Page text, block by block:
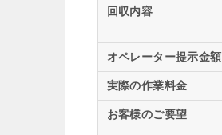
回収内容
オペレーター提示金額
実際の作業料金
お客様のご要望